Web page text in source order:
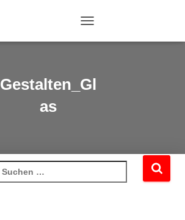
UMSCHALTEN
Gestalten_Gl
as